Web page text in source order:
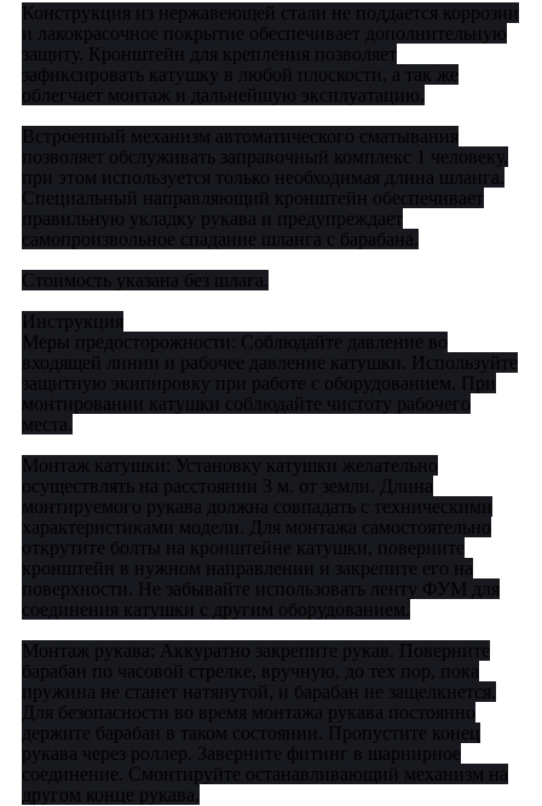
Конструкция из нержавеющей стали не поддается коррозии
и лакокрасочное покрытие обеспечивает дополнительную
защиту. Кронштейн для крепления позволяет
зафиксировать катушку в любой плоскости, а так же
облегчает монтаж и дальнейшую эксплуатацию.
Встроенный механизм автоматического сматывания
позволяет обслуживать заправочный комплекс 1 человеку,
при этом используется только необходимая длина шланга.
Специальный направляющий кронштейн обеспечивает
правильную укладку рукава и предупреждает
самопроизвольное спадание шланга с барабана.
Стоимость указана без шлага.
Инструкция
Меры предосторожности: Соблюдайте давление во
входящей линии и рабочее давление катушки. Используйте
защитную экипировку при работе с оборудованием. При
монтировании катушки соблюдайте чистоту рабочего
места.
Монтаж катушки: Установку катушки желательно
осуществлять на расстоянии 3 м. от земли. Длина
монтируемого рукава должна совпадать с техническими
характеристиками модели. Для монтажа самостоятельно
открутите болты на кронштейне катушки, поверните
кронштейн в нужном направлении и закрепите его на
поверхности. Не забывайте использовать ленту ФУМ для
соединения катушки с другим оборудованием.
Монтаж рукава: Аккуратно закрепите рукав. Поверните
барабан по часовой стрелке, вручную, до тех пор, пока
пружина не станет натянутой, и барабан не защелкнется.
Для безопасности во время монтажа рукава постоянно
держите барабан в таком состоянии. Пропустите конец
рукава через роллер. Заверните фитинг в шарнирное
соединение. Смонтируйте останавливающий механизм на
другом конце рукава.